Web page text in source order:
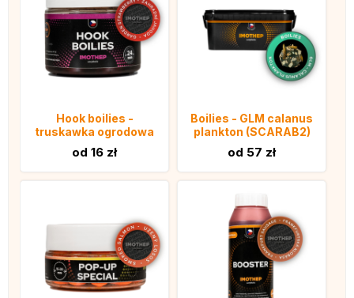
Hook boilies -
truskawka ogrodowa
od 16 zł
Boilies - GLM calanus
plankton (SCARAB2)
od 57 zł